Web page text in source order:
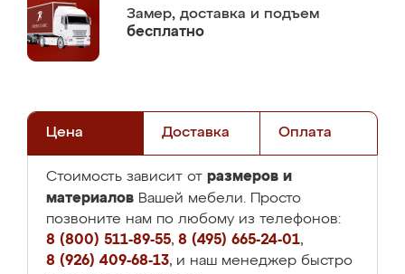
Замер, доставка и подъем
бесплатно
Цена Доставка Оплата
Стоимость зависит от размеров и
материалов Вашей мебели. Просто
позвоните нам по любому из телефонов:
8 (800) 511-89-55, 8 (495) 665-24-01,
8 (926) 409-68-13, и наш менеджер быстро